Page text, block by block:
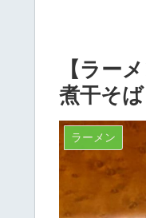
【ラー
煮干そば
ラーメン